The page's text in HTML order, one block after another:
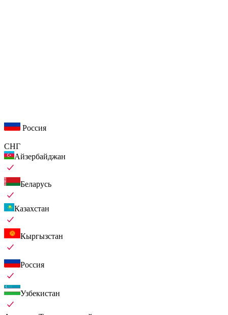
Россия
СНГ
Айзербайджан
Беларусь
Казахстан
Кыргызстан
Россия
Узбекистан